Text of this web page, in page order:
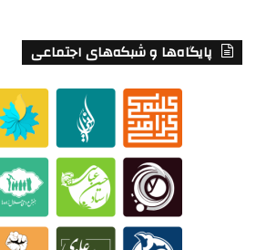
پایگاه‌ها و شبکه‌های اجتماعی